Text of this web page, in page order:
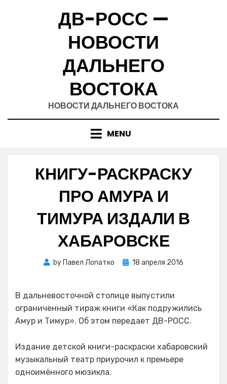
ДВ-РОСС —
НОВОСТИ
ДАЛЬНЕГО
ВОСТОКА
НОВОСТИ ДАЛЬНЕГО ВОСТОКА
MENU
КНИГУ-РАСКРАСКУ
ПРО АМУРА И
ТИМУРА ИЗДАЛИ В
ХАБАРОВСКЕ
by Павел Лопатко
Posted
18 апреля 2016
В дальневосточной столице выпустили
ограниченный тираж книги «Как подружились
Амур и Тимур». Об этом передает ДВ-РОСС.
Издание детской книги-раскраски хабаровский
музыкальный театр приурочил к премьере
одноимённого мюзикла.